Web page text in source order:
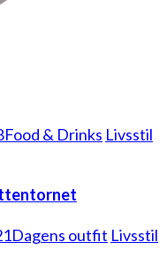
Food & Drinks Livsstil
Dagens outfit Livsstil